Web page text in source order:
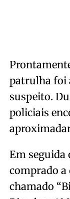
patrulha foi
suspeito.
policiais
Em seguida
comprado a
chamado